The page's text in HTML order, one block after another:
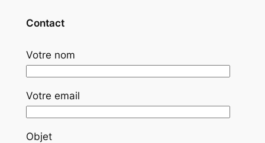
Contact
Votre nom
Votre email
Objet